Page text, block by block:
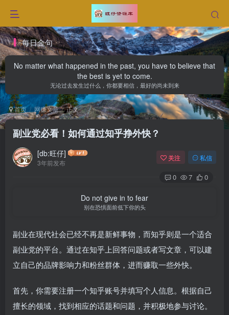
每日金句
No matter what happened in the past, you have to believe that
the best is yet to come.
无论过去发生过什么，你都要相信，最好的尚未到来
首页 网赚文章 正文
副业党必看！如何通过知乎挣外快？
[db:旺仔]
3年前发布
关注 私信
0 7 0
Do not give in to fear
别在恐惧面前低下你的头
副业在现代社会已经不再是新鲜事物，而知乎则是一个适合
副业党的平台。通过在知乎上回答问题或者写文章，可以建
立自己的品牌影响力和粉丝群体，进而赚取一些外快。
首先，你需要注册一个知乎账号并填写个人信息。根据自己
擅长的领域，找到相应的话题和问题，并积极地参与讨论。